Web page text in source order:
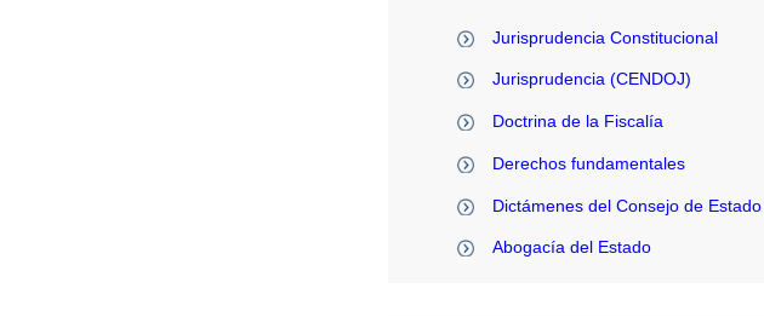
Jurisprudencia Constitucional
Jurisprudencia (CENDOJ)
Doctrina de la Fiscalía
Derechos fundamentales
Dictámenes del Consejo de Estado
Abogacía del Estado